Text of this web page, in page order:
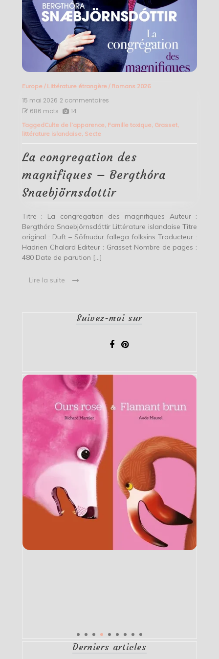
Europe/ Littérature étrangère/ Romans 2026
15 mai 2026 2 commentaires
des
Bergthóra
Snaebjörnsdottir
686 mots 14
TaggedCulte de l’apparence, Famille toxique, Grasset,
littérature islandaise, Secte
La congregation des
magnifiques – Bergthóra
Snaebjörnsdottir
Titre : La congregation des magnifiques Auteur :
Bergthóra Snaebjörnsdóttir Littérature islandaise Titre
original : Duft – Söfnudur fallega folksins Traducteur :
Hadrien Chalard Editeur : Grasset Nombre de pages :
480 Date de parution […]
Lire la suite
Suivez-moi sur
Derniers articles